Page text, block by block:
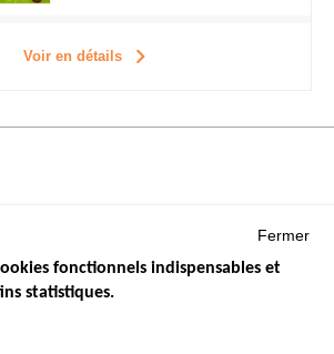
Voir en détails
Fermer
fonctionnels indispensables et
statistiques.